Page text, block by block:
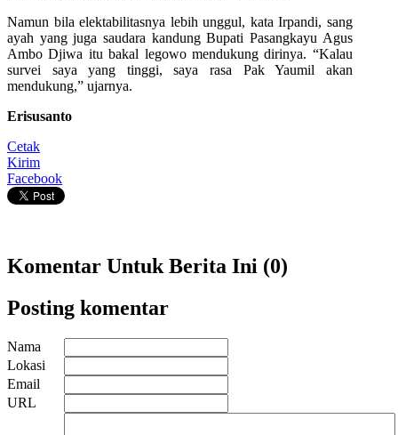
Namun bila elektabilitasnya lebih unggul, kata Irpandi, sang
ayah yang juga saudara kandung Bupati Pasangkayu Agus
Ambo Djiwa itu bakal legowo mendukung dirinya. “Kalau
survei saya yang tinggi, saya rasa Pak Yaumil akan
mendukung,” ujarnya.
Erisusanto
Cetak
Kirim
Facebook
Komentar Untuk Berita Ini (0)
Posting komentar
Nama
Lokasi
Email
URL